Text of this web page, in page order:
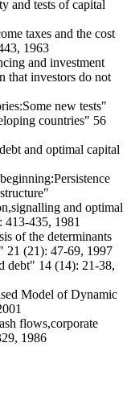
and tests of capital
taxes and the cost
1963
and investment
that investors do not
new tests"
countries" 56
and optimal capital
and optimal
413-435, 1981
of the determinants
21 (21): 47-69, 1997
debt" 14 (14): 21-38,
Model of Dynamic
flows,corporate
1986